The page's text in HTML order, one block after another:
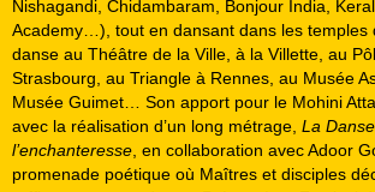
Nishagandi, Chidambaram, Bonjour India,
Academy…), tout en dansant dans les temples
danse au Théâtre de la Ville, à la Villette, au
Strasbourg, au Triangle à Rennes, au Musée
Musée Guimet… Son apport pour le Mohini
avec la réalisation d’un long métrage, La
l’enchanteresse, en collaboration avec Adoor
promenade poétique où Maîtres et disciples